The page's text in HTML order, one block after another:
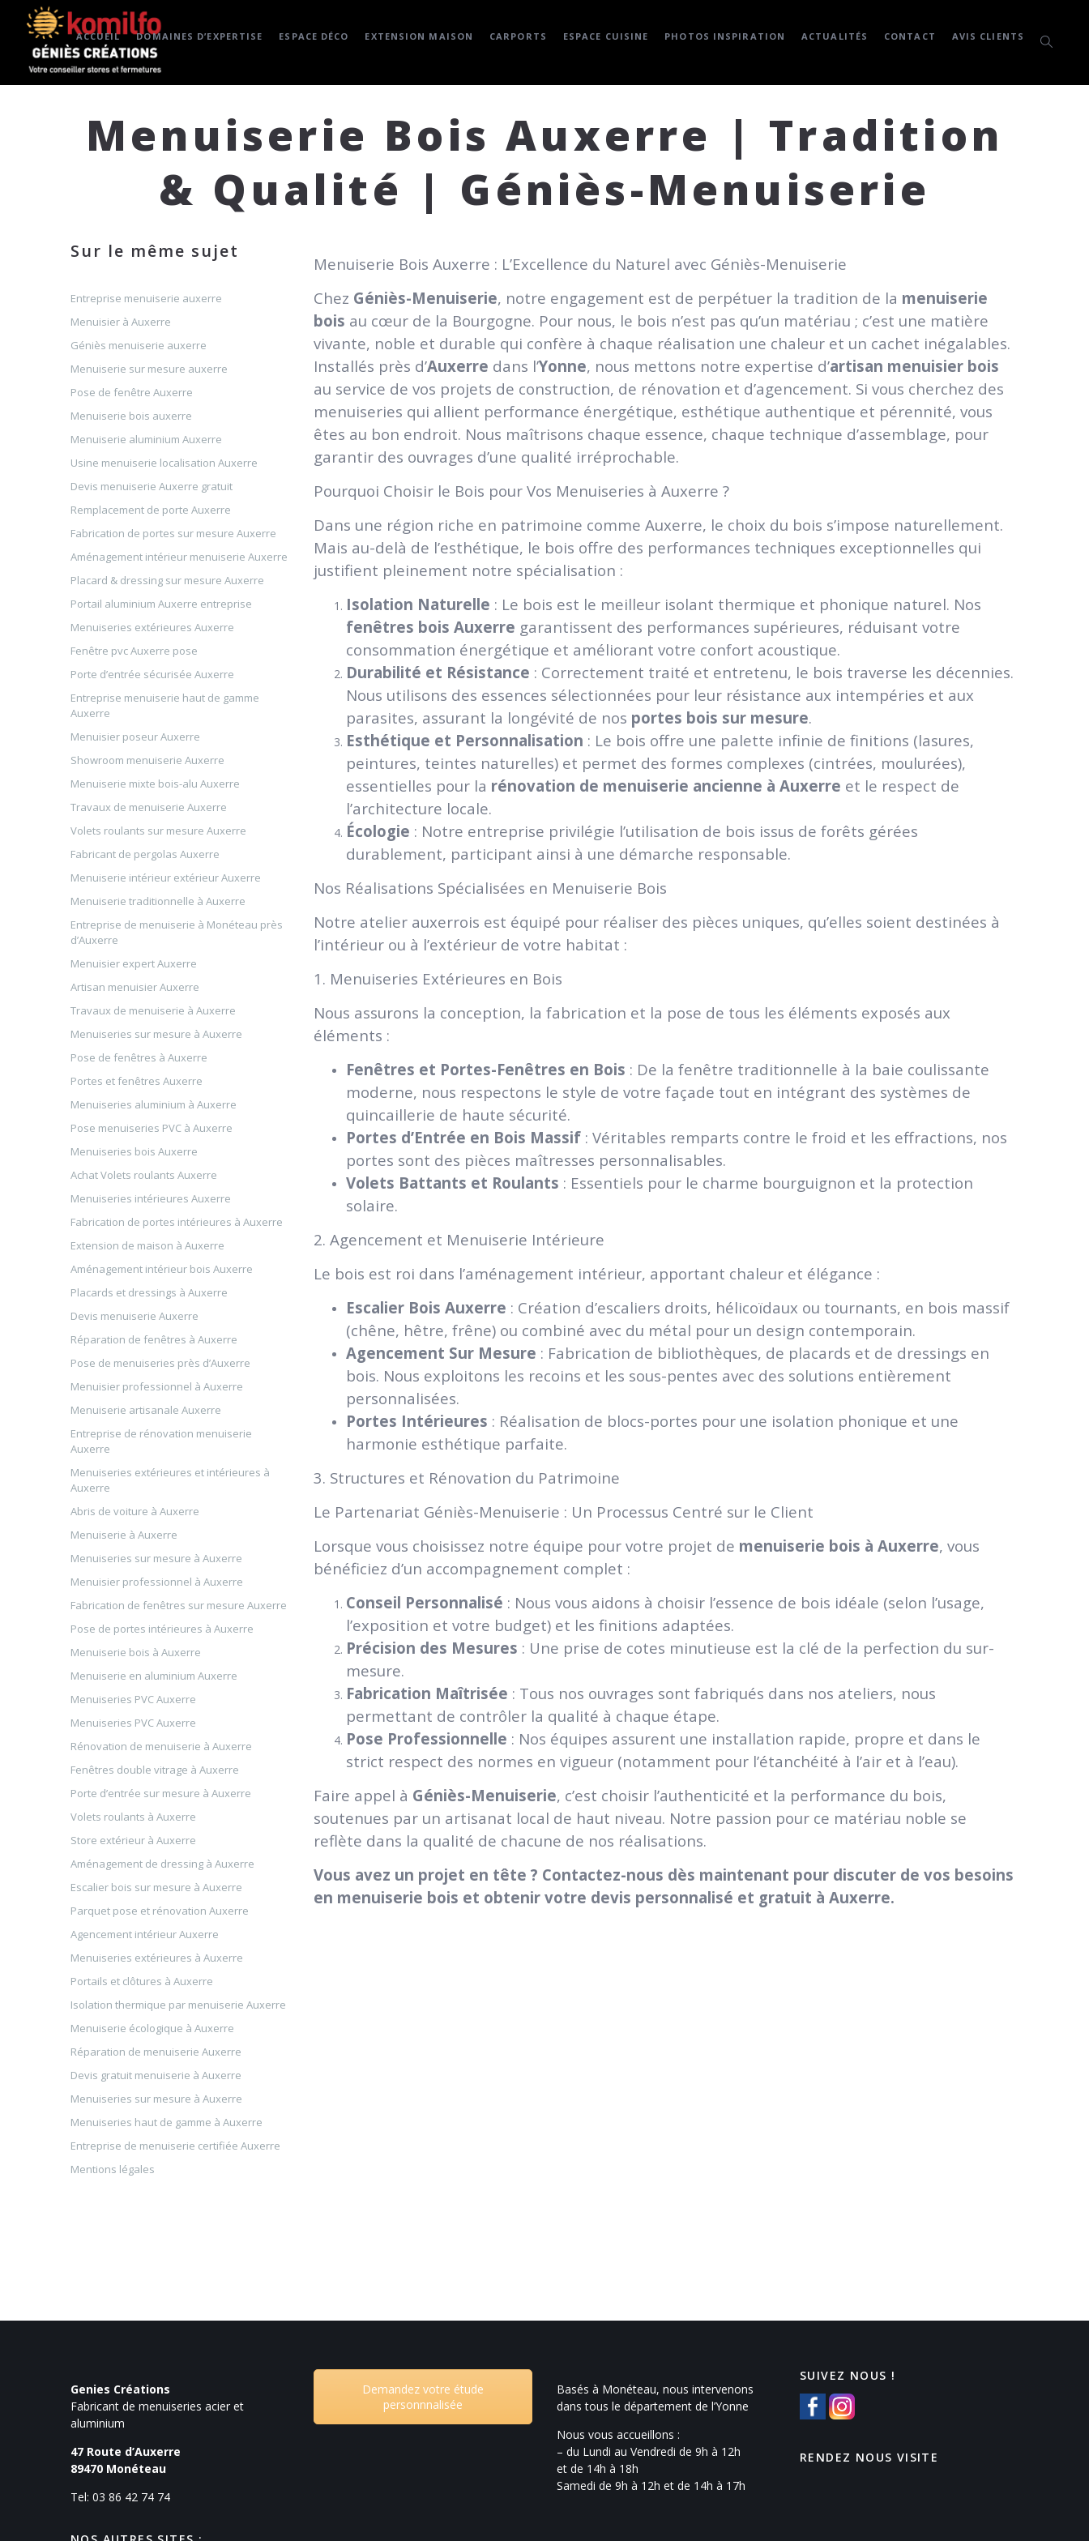
ACCUEIL DOMAINES D’EXPERTISE ESPACE DÉCO EXTENSION MAISON CARPORTS ESPACE CUISINE PHOTOS INSPIRATION ACTUALITÉS CONTACT AVIS CLIENTS
Menuiserie Bois Auxerre | Tradition
& Qualité | Géniès-Menuiserie
Sur le même sujet
Entreprise menuiserie auxerre
Menuisier à Auxerre
Géniès menuiserie auxerre
Menuiserie sur mesure auxerre
Pose de fenêtre Auxerre
Menuiserie bois auxerre
Menuiserie aluminium Auxerre
Usine menuiserie localisation Auxerre
Devis menuiserie Auxerre gratuit
Remplacement de porte Auxerre
Fabrication de portes sur mesure Auxerre
Aménagement intérieur menuiserie Auxerre
Placard & dressing sur mesure Auxerre
Portail aluminium Auxerre entreprise
Menuiseries extérieures Auxerre
Fenêtre pvc Auxerre pose
Porte d’entrée sécurisée Auxerre
Entreprise menuiserie haut de gamme
Auxerre
Menuisier poseur Auxerre
Showroom menuiserie Auxerre
Menuiserie mixte bois-alu Auxerre
Travaux de menuiserie Auxerre
Volets roulants sur mesure Auxerre
Fabricant de pergolas Auxerre
Menuiserie intérieur extérieur Auxerre
Menuiserie traditionnelle à Auxerre
Entreprise de menuiserie à Monéteau près
d’Auxerre
Menuisier expert Auxerre
Artisan menuisier Auxerre
Travaux de menuiserie à Auxerre
Menuiseries sur mesure à Auxerre
Pose de fenêtres à Auxerre
Portes et fenêtres Auxerre
Menuiseries aluminium à Auxerre
Pose menuiseries PVC à Auxerre
Menuiseries bois Auxerre
Achat Volets roulants Auxerre
Menuiseries intérieures Auxerre
Fabrication de portes intérieures à Auxerre
Extension de maison à Auxerre
Aménagement intérieur bois Auxerre
Placards et dressings à Auxerre
Devis menuiserie Auxerre
Réparation de fenêtres à Auxerre
Pose de menuiseries près d’Auxerre
Menuisier professionnel à Auxerre
Menuiserie artisanale Auxerre
Entreprise de rénovation menuiserie
Auxerre
Menuiseries extérieures et intérieures à
Auxerre
Abris de voiture à Auxerre
Menuiserie à Auxerre
Menuiseries sur mesure à Auxerre
Menuisier professionnel à Auxerre
Fabrication de fenêtres sur mesure Auxerre
Pose de portes intérieures à Auxerre
Menuiserie bois à Auxerre
Menuiserie en aluminium Auxerre
Menuiseries PVC Auxerre
Menuiseries PVC Auxerre
Rénovation de menuiserie à Auxerre
Fenêtres double vitrage à Auxerre
Porte d’entrée sur mesure à Auxerre
Volets roulants à Auxerre
Store extérieur à Auxerre
Aménagement de dressing à Auxerre
Escalier bois sur mesure à Auxerre
Parquet pose et rénovation Auxerre
Agencement intérieur Auxerre
Menuiseries extérieures à Auxerre
Portails et clôtures à Auxerre
Isolation thermique par menuiserie Auxerre
Menuiserie écologique à Auxerre
Réparation de menuiserie Auxerre
Devis gratuit menuiserie à Auxerre
Menuiseries sur mesure à Auxerre
Menuiseries haut de gamme à Auxerre
Entreprise de menuiserie certifiée Auxerre
Mentions légales
Menuiserie Bois Auxerre : L’Excellence du Naturel avec Géniès-Menuiserie
Chez Géniès-Menuiserie, notre engagement est de perpétuer la tradition de la menuiserie
bois au cœur de la Bourgogne. Pour nous, le bois n’est pas qu’un matériau ; c’est une matière
vivante, noble et durable qui confère à chaque réalisation une chaleur et un cachet inégalables.
Installés près d’Auxerre dans l’Yonne, nous mettons notre expertise d’artisan menuisier bois
au service de vos projets de construction, de rénovation et d’agencement. Si vous cherchez des
menuiseries qui allient performance énergétique, esthétique authentique et pérennité, vous
êtes au bon endroit. Nous maîtrisons chaque essence, chaque technique d’assemblage, pour
garantir des ouvrages d’une qualité irréprochable.
Pourquoi Choisir le Bois pour Vos Menuiseries à Auxerre ?
Dans une région riche en patrimoine comme Auxerre, le choix du bois s’impose naturellement.
Mais au-delà de l’esthétique, le bois offre des performances techniques exceptionnelles qui
justifient pleinement notre spécialisation :
Isolation Naturelle : Le bois est le meilleur isolant thermique et phonique naturel. Nos
fenêtres bois Auxerre garantissent des performances supérieures, réduisant votre
consommation énergétique et améliorant votre confort acoustique.
Durabilité et Résistance : Correctement traité et entretenu, le bois traverse les décennies.
Nous utilisons des essences sélectionnées pour leur résistance aux intempéries et aux
parasites, assurant la longévité de nos portes bois sur mesure.
Esthétique et Personnalisation : Le bois offre une palette infinie de finitions (lasures,
peintures, teintes naturelles) et permet des formes complexes (cintrées, moulurées),
essentielles pour la rénovation de menuiserie ancienne à Auxerre et le respect de
l’architecture locale.
Écologie : Notre entreprise privilégie l’utilisation de bois issus de forêts gérées
durablement, participant ainsi à une démarche responsable.
Nos Réalisations Spécialisées en Menuiserie Bois
Notre atelier auxerrois est équipé pour réaliser des pièces uniques, qu’elles soient destinées à
l’intérieur ou à l’extérieur de votre habitat :
1. Menuiseries Extérieures en Bois
Nous assurons la conception, la fabrication et la pose de tous les éléments exposés aux
éléments :
Fenêtres et Portes-Fenêtres en Bois : De la fenêtre traditionnelle à la baie coulissante
moderne, nous respectons le style de votre façade tout en intégrant des systèmes de
quincaillerie de haute sécurité.
Portes d’Entrée en Bois Massif : Véritables remparts contre le froid et les effractions, nos
portes sont des pièces maîtresses personnalisables.
Volets Battants et Roulants : Essentiels pour le charme bourguignon et la protection
solaire.
2. Agencement et Menuiserie Intérieure
Le bois est roi dans l’aménagement intérieur, apportant chaleur et élégance :
Escalier Bois Auxerre : Création d’escaliers droits, hélicoïdaux ou tournants, en bois massif
(chêne, hêtre, frêne) ou combiné avec du métal pour un design contemporain.
Agencement Sur Mesure : Fabrication de bibliothèques, de placards et de dressings en
bois. Nous exploitons les recoins et les sous-pentes avec des solutions entièrement
personnalisées.
Portes Intérieures : Réalisation de blocs-portes pour une isolation phonique et une
harmonie esthétique parfaite.
3. Structures et Rénovation du Patrimoine
Le Partenariat Géniès-Menuiserie : Un Processus Centré sur le Client
Lorsque vous choisissez notre équipe pour votre projet de menuiserie bois à Auxerre, vous
bénéficiez d’un accompagnement complet :
Conseil Personnalisé : Nous vous aidons à choisir l’essence de bois idéale (selon l’usage,
l’exposition et votre budget) et les finitions adaptées.
Précision des Mesures : Une prise de cotes minutieuse est la clé de la perfection du sur-
mesure.
Fabrication Maîtrisée : Tous nos ouvrages sont fabriqués dans nos ateliers, nous
permettant de contrôler la qualité à chaque étape.
Pose Professionnelle : Nos équipes assurent une installation rapide, propre et dans le
strict respect des normes en vigueur (notamment pour l’étanchéité à l’air et à l’eau).
Faire appel à Géniès-Menuiserie, c’est choisir l’authenticité et la performance du bois,
soutenues par un artisanat local de haut niveau. Notre passion pour ce matériau noble se
reflète dans la qualité de chacune de nos réalisations.
Vous avez un projet en tête ? Contactez-nous dès maintenant pour discuter de vos besoins
en menuiserie bois et obtenir votre devis personnalisé et gratuit à Auxerre.
Genies Créations
Fabricant de menuiseries acier et
aluminium
47 Route d’Auxerre
89470 Monéteau
Tel: 03 86 42 74 74
Demandez votre étude
personnnalisée
Basés à Monéteau, nous intervenons
dans tous le département de l’Yonne
Nous vous accueillons :
– du Lundi au Vendredi de 9h à 12h
et de 14h à 18h
Samedi de 9h à 12h et de 14h à 17h
SUIVEZ NOUS !
RENDEZ NOUS VISITE